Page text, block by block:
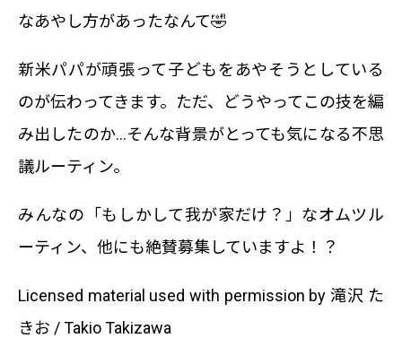
なあやし方があったなんて🤣
新米パパが頑張って子どもをあやそうとしている
のが伝わってきます。ただ、どうやってこの技を編
み出したのか…そんな背景がとっても気になる不思
議ルーティン。
みんなの「もしかして我が家だけ？」なオムツル
ーティン、他にも絶賛募集していますよ！？
Licensed material used with permission by 滝沢 た
きお / Takio Takizawa